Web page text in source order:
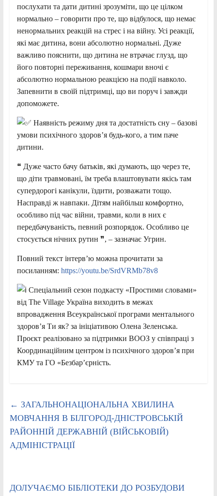
послухати та дати дитині зрозуміти, що це цілком
нормально – говорити про те, що відбулося, що немає
ненормальних реакцій на стрес і на війну. Усі реакції,
які має дитина, вони абсолютно нормальні. Дуже
важливо пояснити, що дитина не втрачає глузд, що
його повторні переживання, кошмари вночі є
абсолютно нормальною реакцією на події навколо.
Запевнити в своїй підтримці, що ви поруч і завжди
допоможете.
Наявність режиму дня та достатність сну – базові
умови психічного здоровʼя будь-кого, а тим паче
дитини.
❝ Дуже часто бачу батьків, які думають, що через те,
що діти травмовані, їм треба влаштовувати якісь там
супердорогі канікули, їздити, розважати тощо.
Насправді ж навпаки. Дітям найбільш комфортно,
особливо під час війни, травми, коли в них є
передбачуваність, певний розпорядок. Особливо це
стосується нічних рутин ❞, – зазначає Угрин.
Повний текст інтервʼю можна прочитати за
посиланням: https://youtu.be/SrdVRMb78v8
Спеціальний сезон подкасту «Простими словами»
від The Village Україна виходить в межах
впровадження Всеукраїнської програми ментального
здоровʼя Ти як? за ініціативою Олена Зеленська.
Проєкт реалізовано за підтримки ВООЗ у співпраці з
Координаційним центром із психічного здоров’я при
КМУ та ГО «Безбарʼєрність.
← ЗАГАЛЬНОНАЦІОНАЛЬНА ХВИЛИНА
МОВЧАННЯ В БІЛГОРОД-ДНІСТРОВСЬКІЙ
РАЙОННІЙ ДЕРЖАВНІЙ (ВІЙСЬКОВІЙ)
АДМІНІСТРАЦІЇ
ДОЛУЧАЄМО БІБЛІОТЕКИ ДО РОЗБУДОВИ